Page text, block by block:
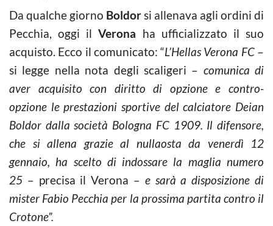
Da qualche giorno Boldorsi allenava agli ordini di
Pecchia, oggi ilVerona ha ufficializzato il suo
acquisto. Ecco il comunicato: “L’Hellas Verona FC–
si legge nella nota degli scaligeri – comunica di
aver acquisito con diritto di opzione e contro-
opzione le prestazioni sportive del calciatore Deian
Boldor dalla società Bologna FC 1909. Il difensore,
che si allena grazie al nullaosta da venerdì 12
gennaio, ha scelto di indossare la maglia numero
25 – precisa il Verona – e sarà a disposizione di
mister Fabio Pecchia per la prossima partita contro il
Crotone”.